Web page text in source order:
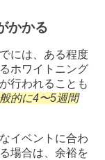
かかる
には、ある程度
ホワイトニング
行われることも
的に4〜5週間
イベントに合わ
場合は、余裕を